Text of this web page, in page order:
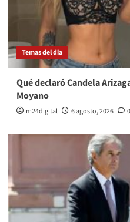
Temas del dia
Qué declaró Candela
Moyano
m24digital 6 agosto, 2026 0